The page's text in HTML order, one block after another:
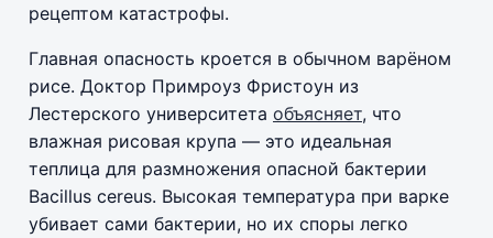
рецептом катастрофы.
Главная опасность кроется в обычном варёном
рисе. Доктор Примроуз Фристоун из
Лестерского университета объясняет, что
влажная рисовая крупа — это идеальная
теплица для размножения опасной бактерии
Bacillus cereus. Высокая температура при варке
убивает сами бактерии, но их споры легко